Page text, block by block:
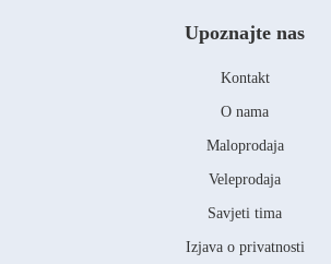
Upoznajte nas
Kontakt
O nama
Maloprodaja
Veleprodaja
Savjeti tima
Izjava o privatnosti